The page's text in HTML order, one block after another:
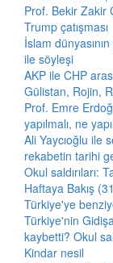
Prof. Bekir Zakir
Trump çatışması
İslam
ile söyleşi
AKP ile CHP
Gülistan, Rojin,
Prof. Emre
yapılmalı, ne
Ali Yaycıoğlu ile
rekabetin tarihi
Okul saldırıları:
Haftaya Bakış
Türkiye'ye
Türkiye'nin
kaybetti? Okul
Kindar nesil